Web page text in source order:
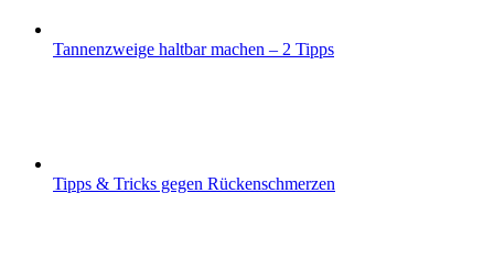
Tannenzweige haltbar machen – 2 Tipps
Tipps & Tricks gegen Rückenschmerzen